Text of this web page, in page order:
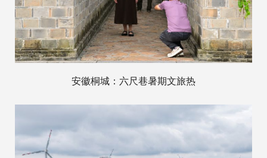
安徽桐城：六尺巷暑期文旅热